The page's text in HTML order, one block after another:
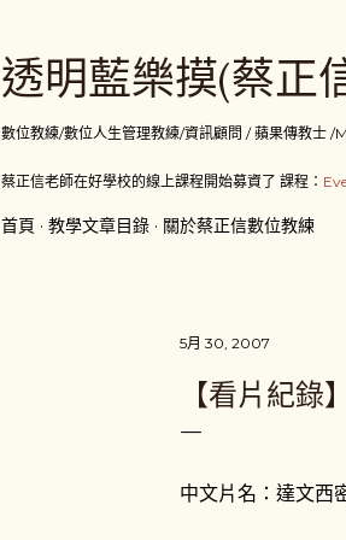
透明藍樂摸(蔡正
數位教練/數位人生管理教練/資訊顧問 / 蘋果傳教士
蔡正信老師在好學校的線上課程開始募資了 課程：
首頁 教學文章目錄 關於蔡正信數位教練
5月 30, 2007
【看片紀錄
中文片名：達文西